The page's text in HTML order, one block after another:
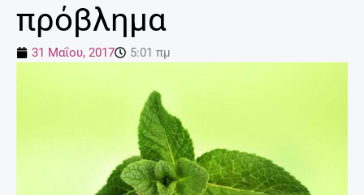
πρόβλημα
31 Μαΐου, 2017 5:01 πμ